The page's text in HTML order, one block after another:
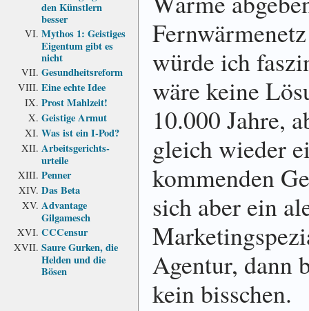
den Künstlern
besser
Mythos 1: Geistiges
Eigentum gibt es
nicht
Gesundheits­reform
Eine echte Idee
Prost Mahlzeit!
Geistige Armut
Was ist ein I-Pod?
Arbeits­gerichts­
urteile
Penner
Das Beta
Advantage
Gilgamesch
CCCensur
Saure Gurken, die
Helden und die
Bösen
würde ich
wäre keine
10.000 Jahre,
gleich wieder
kommenden
sich aber ein
Agentur, dann
kein bisschen.